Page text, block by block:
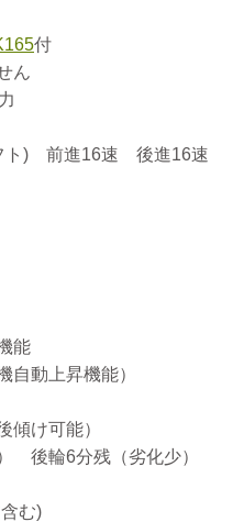
付
ん
ト) 前進16速 後進16速
能
自動上昇機能）
傾け可能）
後輪6分残（劣化少）
む)